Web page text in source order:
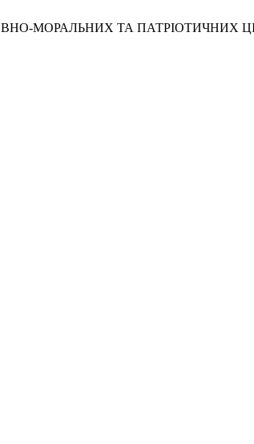
МОРАЛЬНИХ ТА ПАТРІОТИЧНИХ